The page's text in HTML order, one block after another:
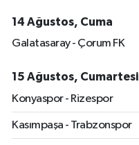
14 Ağustos, Cuma
Galatasaray - Çorum FK
15 Ağustos, Cumartesi
Konyaspor - Rizespor
Kasımpaşa - Trabzonspor